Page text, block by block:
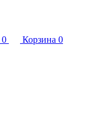
0 Корзина 0